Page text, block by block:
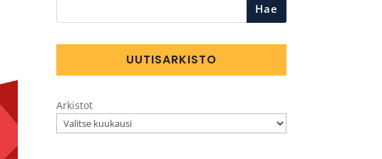
Hae
UUTISARKISTO
Arkistot